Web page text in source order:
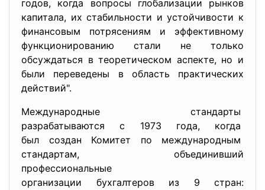
годов, когда вопросы глобализации рынков
капитала, их стабильности и устойчивости к
финансовым потрясениям и эффективному
функционированию стали не только
обсуждаться в теоретическом аспекте, но и
были переведены в область практических
действий".
Международные стандарты
разрабатываются с 1973 года, когда
был создан Комитет по международным
стандартам, объединивший
профессиональные
организации бухгалтеров из 9 стран: